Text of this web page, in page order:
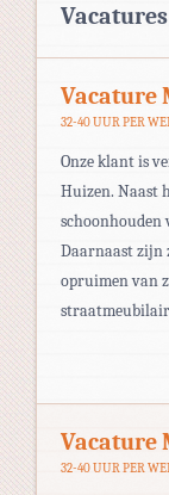
Vacatures
Vacature
32-40 UUR PER
Onze klant is
Huizen. Naast
schoonhouden
Daarnaast zijn
opruimen van
Vacature
32-40 UUR PER